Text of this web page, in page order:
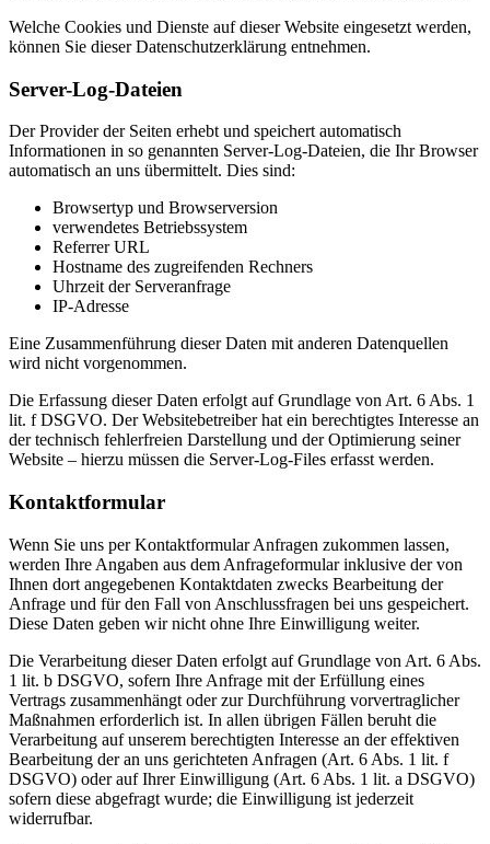
Welche Cookies und Dienste auf dieser Website eingesetzt werden,
können Sie dieser Datenschutzerklärung entnehmen.
Server-Log-Dateien
Der Provider der Seiten erhebt und speichert automatisch
Informationen in so genannten Server-Log-Dateien, die Ihr Browser
automatisch an uns übermittelt. Dies sind:
Browsertyp und Browserversion
verwendetes Betriebssystem
Referrer URL
Hostname des zugreifenden Rechners
Uhrzeit der Serveranfrage
IP-Adresse
Eine Zusammenführung dieser Daten mit anderen Datenquellen
wird nicht vorgenommen.
Die Erfassung dieser Daten erfolgt auf Grundlage von Art. 6 Abs. 1
lit. f DSGVO. Der Websitebetreiber hat ein berechtigtes Interesse an
der technisch fehlerfreien Darstellung und der Optimierung seiner
Website – hierzu müssen die Server-Log-Files erfasst werden.
Kontaktformular
Wenn Sie uns per Kontaktformular Anfragen zukommen lassen,
werden Ihre Angaben aus dem Anfrageformular inklusive der von
Ihnen dort angegebenen Kontaktdaten zwecks Bearbeitung der
Anfrage und für den Fall von Anschlussfragen bei uns gespeichert.
Diese Daten geben wir nicht ohne Ihre Einwilligung weiter.
Die Verarbeitung dieser Daten erfolgt auf Grundlage von Art. 6 Abs.
1 lit. b DSGVO, sofern Ihre Anfrage mit der Erfüllung eines
Vertrags zusammenhängt oder zur Durchführung vorvertraglicher
Maßnahmen erforderlich ist. In allen übrigen Fällen beruht die
Verarbeitung auf unserem berechtigten Interesse an der effektiven
Bearbeitung der an uns gerichteten Anfragen (Art. 6 Abs. 1 lit. f
DSGVO) oder auf Ihrer Einwilligung (Art. 6 Abs. 1 lit. a DSGVO)
sofern diese abgefragt wurde; die Einwilligung ist jederzeit
widerrufbar.